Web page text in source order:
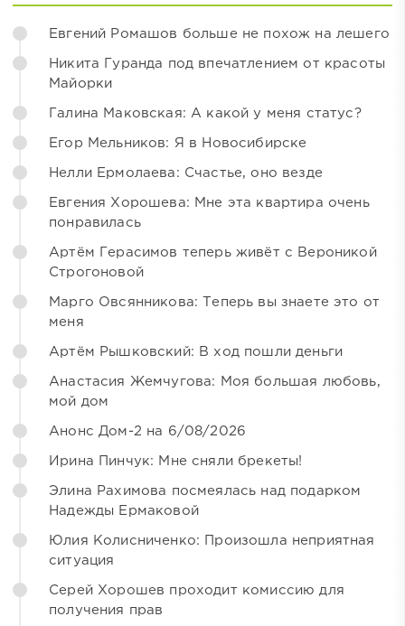
Евгений Ромашов больше не похож на лешего
Никита Гуранда под впечатлением от красоты
Майорки
Галина Маковская: А какой у меня статус?
Егор Мельников: Я в Новосибирске
Нелли Ермолаева: Счастье, оно везде
Евгения Хорошева: Мне эта квартира очень
понравилась
Артём Герасимов теперь живёт с Вероникой
Строгоновой
Марго Овсянникова: Теперь вы знаете это от
меня
Артём Рышковский: В ход пошли деньги
Анастасия Жемчугова: Моя большая любовь,
мой дом
Анонс Дом-2 на 6/08/2026
Ирина Пинчук: Мне сняли брекеты!
Элина Рахимова посмеялась над подарком
Надежды Ермаковой
Юлия Колисниченко: Произошла неприятная
ситуация
Серей Хорошев проходит комиссию для
получения прав